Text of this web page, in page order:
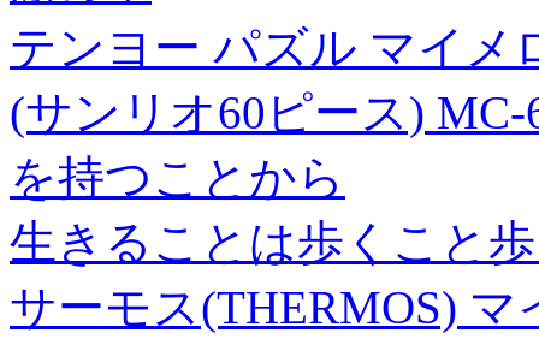
テンヨー パズル マイメ
(サンリオ60ピース) MC-
を持つことから
生きることは歩くこと
サーモス(THERMOS)